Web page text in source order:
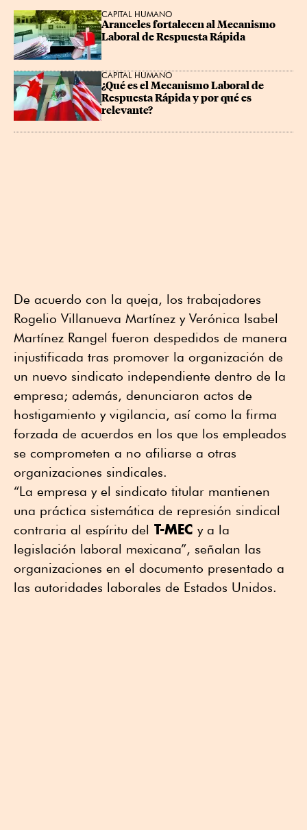
CAPITAL HUMANO
Aranceles fortalecen al Mecanismo
Laboral de Respuesta Rápida
CAPITAL HUMANO
¿Qué es el Mecanismo Laboral de
Respuesta Rápida y por qué es
relevante?
De acuerdo con la queja, los trabajadores
Rogelio Villanueva Martínez y Verónica Isabel
Martínez Rangel fueron despedidos de manera
injustificada tras promover la organización de
un nuevo sindicato independiente dentro de la
empresa; además, denunciaron actos de
hostigamiento y vigilancia, así como la firma
forzada de acuerdos en los que los empleados
se comprometen a no afiliarse a otras
organizaciones sindicales.
“La empresa y el sindicato titular mantienen
una práctica sistemática de represión sindical
contraria al espíritu del T-MEC y a la
legislación laboral mexicana”, señalan las
organizaciones en el documento presentado a
las autoridades laborales de Estados Unidos.